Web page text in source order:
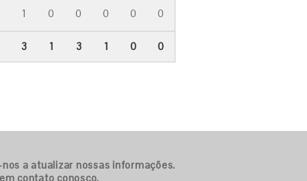
1 0 0 0 0 0
3 1 3 1 0 0
a atualizar nossas informações.
contato conosco.